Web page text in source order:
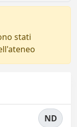
stati
ND